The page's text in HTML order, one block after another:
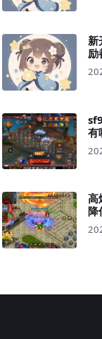
新
励
有
高
降